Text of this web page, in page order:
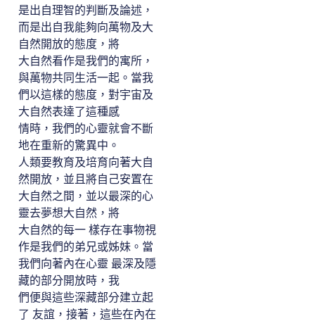
是出自理智的判斷及論述，
而是出自我能夠向萬物及大
自然開放的態度，將
大自然看作是我們的寓所，
與萬物共同生活一起。當我
們以這樣的態度，對宇宙及
大自然表達了這種感
情時，我們的心靈就會不斷
地在重新的驚異中。
人類要教育及培育向著大自
然開放，並且將自己安置在
大自然之間，並以最深的心
靈去夢想大自然，將
大自然的每一 樣存在事物視
作是我們的弟兄或姊妹。當
我們向著內在心靈 最深及隱
藏的部分開放時，我
們便與這些深藏部分建立起
了 友誼，接著，這些在內在